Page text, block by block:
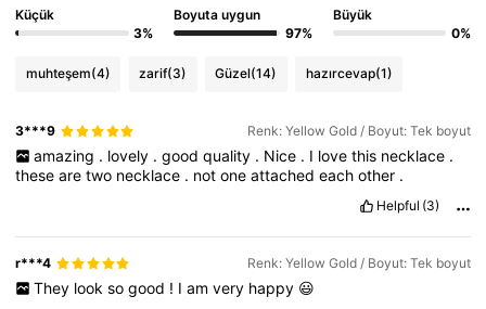
126K Takipçiler
4,91 126K Takipçiler
4,91
Küçük
3%
Boyuta uygun
97%
Büyük
0%
muhteşem(4) zarif(3) Güzel(14) hazırcevap(1)
3***9 Renk: Yellow Gold / Boyut: Tek boyut
amazing . lovely . good quality . Nice . I love this necklace .
thesearetwo necklace . notoneattachedeachother .
Helpful (3)
r***4 Renk: Yellow Gold / Boyut: Tek boyut
They look so good ! I am very happy 😃